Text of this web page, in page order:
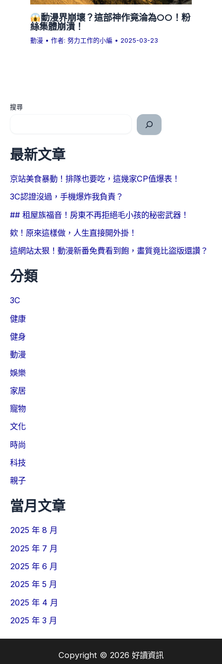
動漫界崩壞？這部神作竟淪為OO！粉
絲集體崩潰！
動漫 • 作者:努力工作的小編 • 2025-03-23
搜尋
最新文章
京站美食暴動！排隊也要吃，這幾家CP值爆表！
3C認證沒過，手機爆炸我負責？
## 租屋族福音！房東不再拒絕毛小孩的秘密武器！
欸！原來這樣做，人生直接開外掛！
這網站太狠！動漫新番免費看到飽，畫質竟比盜版還讚？
分類
3C
健康
健身
動漫
娛樂
家居
寵物
文化
時尚
科技
親子
當月文章
2025 年 8 月
2025 年 7 月
2025 年 6 月
2025 年 5 月
2025 年 4 月
2025 年 3 月
Copyright © 2026 好讀資訊